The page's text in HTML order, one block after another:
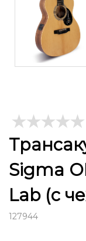
Sigma
Lab (с
127944